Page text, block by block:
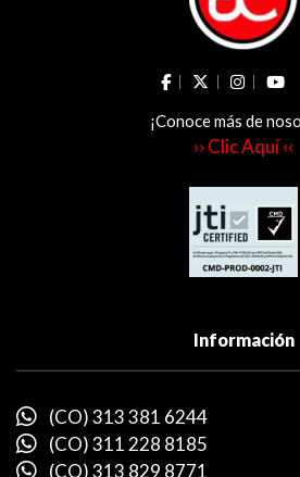
¡Conoce más de
›› Clic Aquí ‹‹
Información
(CO) 313 381 6244
(CO) 311 228 8185
(CO) 313 829 8771